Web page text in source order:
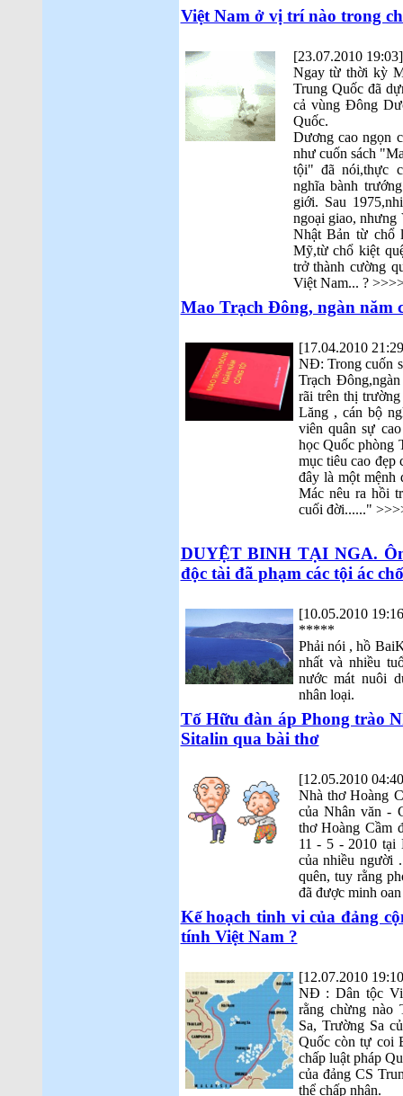
Việt Nam ở vị trí nào trong
[23.07.2010 19:03]
Ngay từ thời kỳ
Trung Quốc đã
cả vùng Đông
Quốc.
Dương cao ngọn
như cuốn sách
tội" đã nói,thực
nghĩa bành
giới. Sau
ngoại giao, nhưng
Nhật Bản từ chổ
Mỹ,từ chổ kiệt
trở thành cường
Việt Nam... ?
Mao Trạch Đông, ngàn năm
[17.04.2010
NĐ: Trong cuốn
Trạch
rãi trên thị
Lăng , cán bộ
viên quân sự
học Quốc phòng
mục tiêu cao đẹp
đây là một mệnh
Mác nêu ra hồi
cuối đời......"
DUYỆT BINH TẠI NGA.
độc tài đã phạm các tội ác
[10.05.2010
*****
Phải nói , hồ
nhất và nhiều
nước mát nuôi
nhân loại.
Tố Hữu đàn áp Phong trào
Sitalin qua bài thơ
[12.05.2010
Nhà thơ Hoàng
của Nhân văn -
thơ Hoàng Cầm
11 - 5 - 2010 tại
của nhiều người
quên, tuy rằng
đã được minh
Kế hoạch tinh vi của đảng
tính Việt Nam ?
[12.07.2010
NĐ : Dân tộc
rằng chừng nào
Sa, Trường Sa
Quốc còn tự coi
chấp luật pháp
của đảng CS
thể chấp nhận.